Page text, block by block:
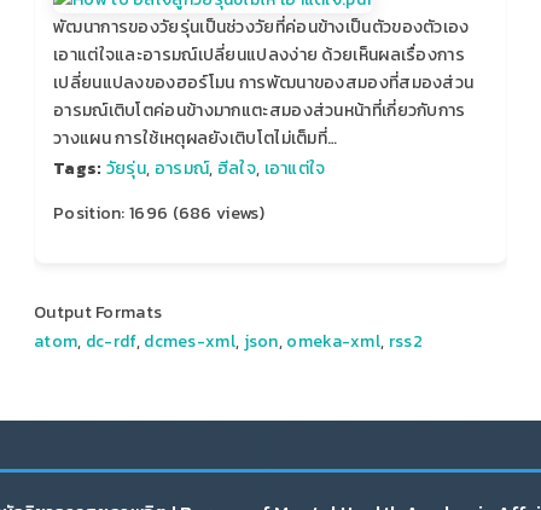
พัฒนาการของวัยรุ่นเป็นช่วงวัยที่ค่อนข้างเป็นตัวของตัวเอง
เอาแต่ใจและอารมณ์เปลี่ยนแปลงง่าย ด้วยเห็นผลเรื่องการ
เปลี่ยนแปลงของฮอร์โมน การพัฒนาของสมองที่สมองส่วน
อารมณ์เติบโตค่อนข้างมากแตะสมองส่วนหน้าที่เกี่ยวกับการ
วางแผน การใช้เหตุผลยังเติบโตไม่เต็มที่…
Tags: วัยรุ่น, อารมณ์, ฮีลใจ, เอาแต่ใจ
Position:1696 (686 views)
Output Formats
atom, dc-rdf,dcmes-xml, json,omeka-xml, rss2